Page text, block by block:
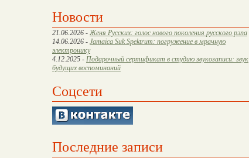
Новости
21.06.2026 - Женя Русских: голос нового поколения русского рэпа
14.06.2026 - Jamaica Suk Spektrum: погружение в мрачную
электронику
4.12.2025 - Подарочный сертификат в студию звукозаписи: звук
будущих воспоминаний
Соцсети
Последние записи